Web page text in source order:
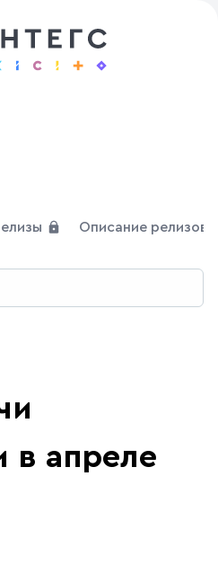
Описание релизов
в апреле